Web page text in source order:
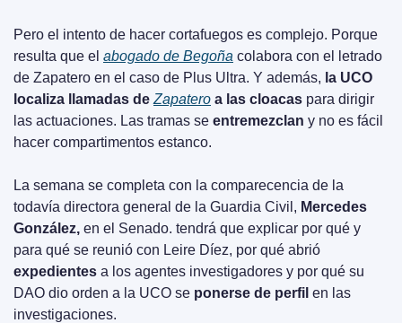
Pero el intento de hacer cortafuegos es complejo. Porque
resulta que el abogado de Begoña colabora con el letrado
de Zapatero en el caso de Plus Ultra. Y además, la UCO
localiza llamadas de Zapatero a las cloacas para dirigir
las actuaciones. Las tramas se entremezclan y no es fácil
hacer compartimentos estanco.
La semana se completa con la comparecencia de la
todavía directora general de la Guardia Civil, Mercedes
González, en el Senado. tendrá que explicar por qué y
expedientes a los agentes investigadores y por qué su
DAO dio orden a la UCO se ponerse de perfil en las
investigaciones.